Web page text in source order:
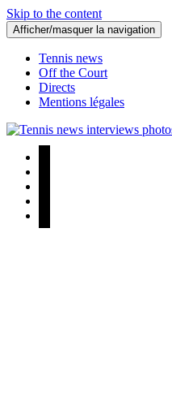
Skip to the content
Afficher/masquer la navigation
Tennis news
Off the Court
Directs
Mentions légales
Tennis news interviews photos,
Tennis news interviews photos,